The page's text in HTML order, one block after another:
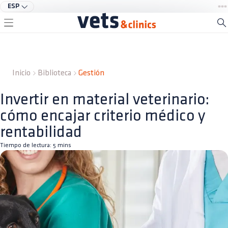
ESP
Inicio Biblioteca Gestión
Invertir en material veterinario:
cómo encajar criterio médico y
rentabilidad
Tiempo de lectura: 5 mins